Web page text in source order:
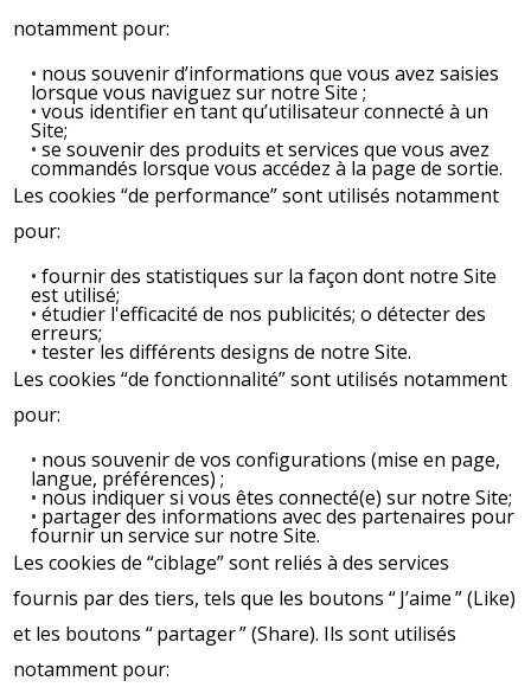
notamment pour:
nous souvenir d’informations que vous avez saisies
lorsque vous naviguez sur notre Site ;
vous identifier en tant qu’utilisateur connecté à un
Site;
se souvenir des produits et services que vous avez
commandés lorsque vous accédez à la page de sortie.
Les cookies “de performance” sont utilisés notamment
pour:
fournir des statistiques sur la façon dont notre Site
est utilisé;
étudier l'efficacité de nos publicités; o détecter des
erreurs;
tester les différents designs de notre Site.
Les cookies “de fonctionnalité” sont utilisés notamment
pour:
nous souvenir de vos configurations (mise en page,
langue, préférences) ;
nous indiquer si vous êtes connecté(e) sur notre Site;
partager des informations avec des partenaires pour
fournir un service sur notre Site.
Les cookies de “ciblage” sont reliés à des services
fournis par des tiers, tels que les boutons “ J’aime ” (Like)
et les boutons “ partager ” (Share). Ils sont utilisés
notamment pour: